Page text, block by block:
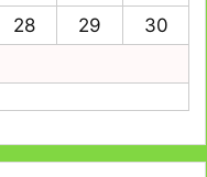
28 29
30